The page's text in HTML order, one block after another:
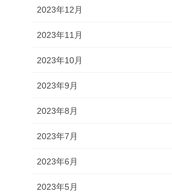
2023年12月
2023年11月
2023年10月
2023年9月
2023年8月
2023年7月
2023年6月
2023年5月